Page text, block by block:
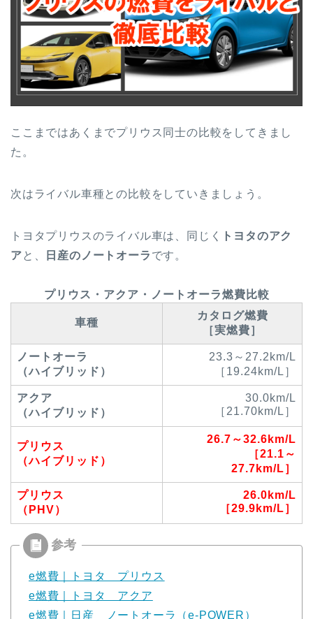
ここまではあくまでプリウス同士の比較をしてきまし
た。
次はライバル車種との比較をしていきましょう。
トヨタプリウスのライバル車は、同じく
トヨタのアク
ア と、 日産のノートオーラ です。
プリウス・アクア・ノートオーラ燃費比較
車種
カタログ燃費
［実燃費］
ノートオーラ
（ハイブリッド）
23.3～27.2km/L
［19.24km/L］
アクア
（ハイブリッド）
30.0km/L
［21.70km/L］
プリウス
（ハイブリッド）
26.7～32.6km/L
［21.1～
27.7km/L］
プリウス
（PHV）
26.0km/L
［29.9km/L］
e燃費｜トヨタ プリウス
e燃費｜トヨタ アクア
e燃費｜日産 ノートオーラ（e-POWER）